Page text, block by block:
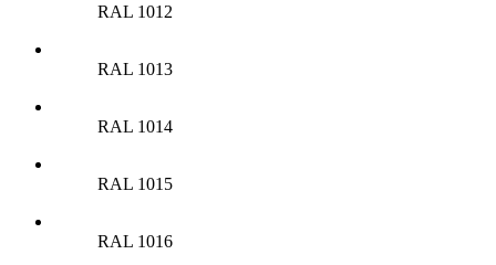
RAL 1012
RAL 1013
RAL 1014
RAL 1015
RAL 1016